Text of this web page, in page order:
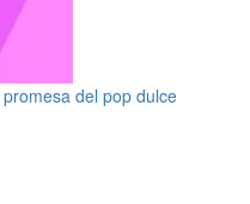
promesa del pop dulce